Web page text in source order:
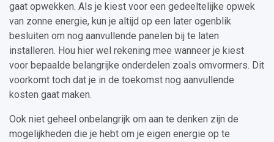
gaat opwekken. Als je kiest voor een gedeeltelijke opwek
van zonne energie, kun je altijd op een later ogenblik
besluiten om nog aanvullende panelen bij te laten
installeren. Hou hier wel rekening mee wanneer je kiest
voor bepaalde belangrijke onderdelen zoals omvormers. Dit
voorkomt toch dat je in de toekomst nog aanvullende
kosten gaat maken.
Ook niet geheel onbelangrijk om aan te denken zijn de
mogelijkheden die je hebt om je eigen energie op te